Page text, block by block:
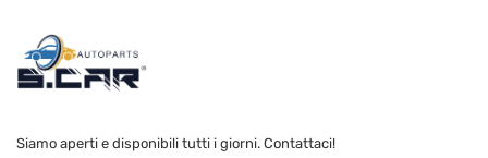
Siamo aperti e disponibili tutti i giorni. Contattaci!